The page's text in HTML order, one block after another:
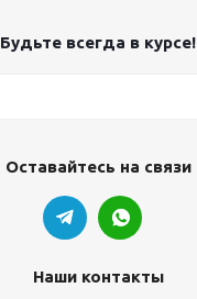
Будьте всегда в курсе!
Оставайтесь на связи
Наши контакты